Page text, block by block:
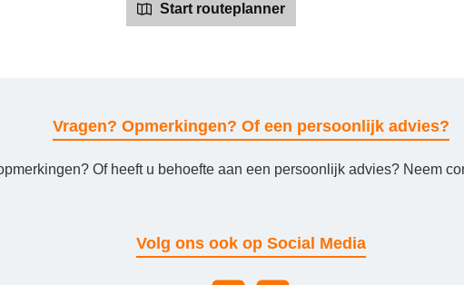
Start routeplanner
Vragen? Opmerkingen? Of een persoonlijk advies?
Of heeft u behoefte aan een persoonlijk advies? Neem
Volg ons ook op Social Media